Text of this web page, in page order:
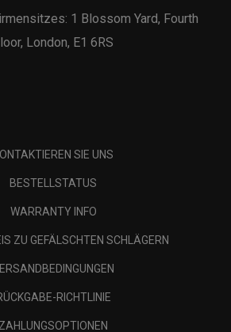
1 Blossom Yard, Fourth
London, E1 6RS
SIE UNS
BESTELLSTATUS
WARRANTY INFO
ZU GEFÄLSCHTEN SCHLÄGERN
RICHTLINIE
ZAHLUNGSOPTIONEN